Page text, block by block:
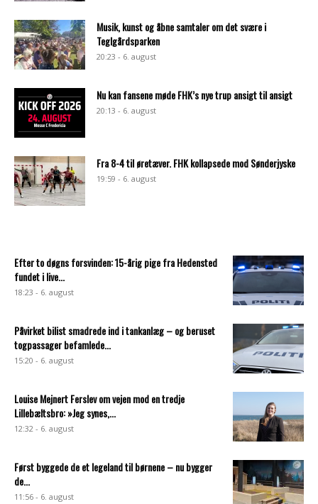
Musik, kunst og åbne samtaler om det svære i
Teglgårdsparken
20:23 - 6. august
Nu kan fansene møde FHK’s nye trup ansigt til ansigt
20:13 - 6. august
Fra 8-4 til øretæver. FHK kollapsede mod Sønderjyske
19:59 - 6. august
Efter to døgns forsvinden: 15-årig pige fra Hedensted
fundet i live...
18:23 - 6. august
Påvirket bilist smadrede ind i tankanlæg – og beruset
togpassager befamlede...
15:20 - 6. august
Louise Mejnert Ferslev om vejen mod en tredje
Lillebæltsbro: »Jeg synes,...
12:32 - 6. august
Først byggede de et legeland til børnene – nu bygger
de...
11:56 - 6. august